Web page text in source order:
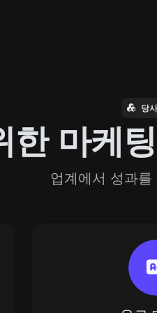
당
한 마케
업계에서 성과